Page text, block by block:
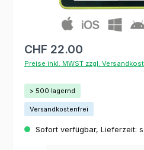
CHF 22.00
Preise inkl. MWST zzgl.
> 500 lagernd
Versandkostenfrei
Sofort verfügbar, Lieferzeit: